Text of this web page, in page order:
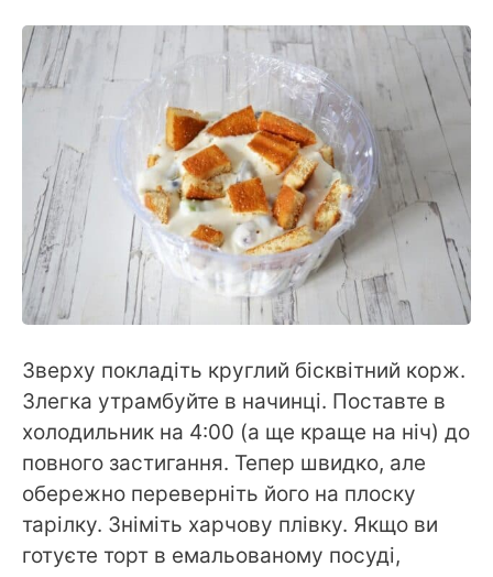
Зверху покладіть круглий бісквітний корж.
Злегка утрамбуйте в начинці. Поставте в
холодильник на 4:00 (а ще краще на ніч) до
повного застигання. Тепер швидко, але
обережно переверніть його на плоску
тарілку. Зніміть харчову плівку. Якщо ви
готуєте торт в емальованому посуді,